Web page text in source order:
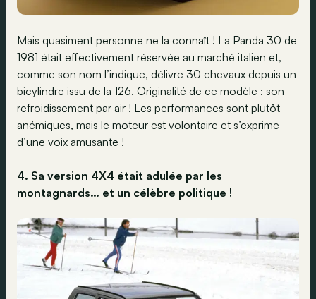
Mais quasiment personne ne la connaît ! La Panda 30 de
1981 était effectivement réservée au marché italien et,
comme son nom l’indique, délivre 30 chevaux depuis un
bicylindre issu de la 126. Originalité de ce modèle : son
refroidissement par air ! Les performances sont plutôt
anémiques, mais le moteur est volontaire et s’exprime
d’une voix amusante !
4. Sa version 4X4 était adulée par les
montagnards… et un célèbre politique !